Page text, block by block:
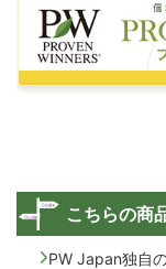
こちらの商
PW Japan独自